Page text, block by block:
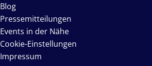
Blog
Pressemitteilungen
Events in der Nähe
Cookie-Einstellungen
Impressum